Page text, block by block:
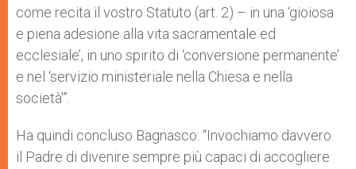
come recita il vostro Statuto (art. 2) – in una ‘gioiosa
e piena adesione alla vita sacramentale ed
ecclesiale’, in uno spirito di ‘conversione permanente’
e nel ‘servizio ministeriale nella Chiesa e nella
società'”.
Ha quindi concluso Bagnasco: “Invochiamo davvero
il Padre di divenire sempre più capaci di accogliere